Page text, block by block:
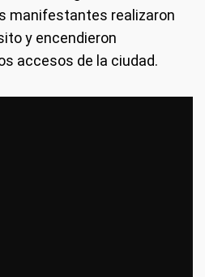
manifestantes realizaron
y encendieron
accesos de la ciudad.